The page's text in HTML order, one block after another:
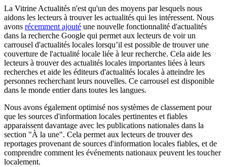
La Vitrine Actualités n'est qu'un des moyens par lesquels nous
aidons les lecteurs à trouver les actualités qui les intéressent. Nous
avons récemment ajouté une nouvelle fonctionnalité d'actualités
dans la recherche Google qui permet aux lecteurs de voir un
carrousel d'actualités locales lorsqu’il est possible de trouver une
couverture de l'actualité locale liée à leur recherche. Cela aide les
lecteurs à trouver des actualités locales importantes liées à leurs
recherches et aide les éditeurs d'actualités locales à atteindre les
personnes recherchant leurs nouvelles. Ce carrousel est disponible
dans le monde entier dans toutes les langues.
Nous avons également optimisé nos systèmes de classement pour
que les sources d'information locales pertinentes et fiables
apparaissent davantage avec les publications nationales dans la
section "À la une". Cela permet aux lecteurs de trouver des
reportages provenant de sources d'information locales fiables, et de
comprendre comment les événements nationaux peuvent les toucher
localement.